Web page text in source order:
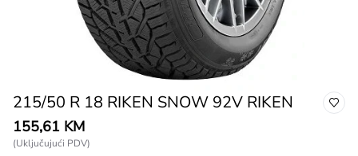
215/50 R 18 RIKEN SNOW 92V RIKEN
155,61 KM
(Uključujući PDV)